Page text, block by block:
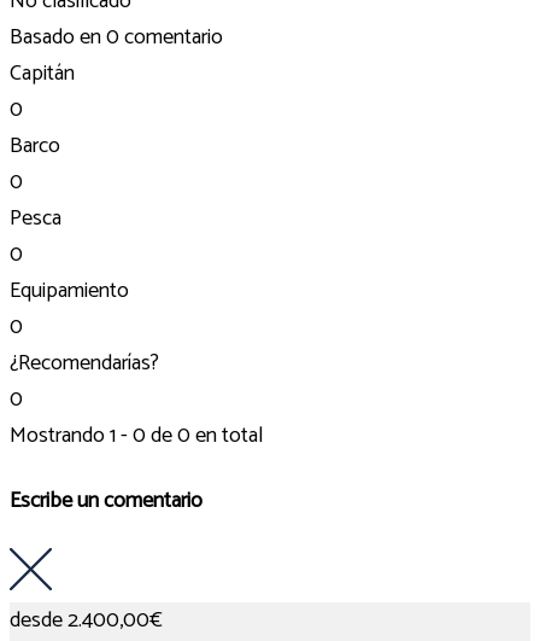
Basado en0 comentario
Capitán
0
Barco
0
Pesca
0
Equipamiento
0
¿Recomendarías?
0
Mostrando 1 - 0 de 0 en total
Escribe un comentario
desde2.400,00€